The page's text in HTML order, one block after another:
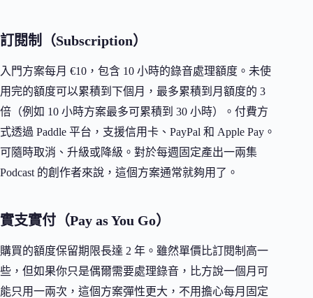
訂閱制（Subscription）
入門方案每月 €10，包含 10 小時的錄音處理額度。未使
用完的額度可以累積到下個月，最多累積到月額度的 3
倍（例如 10 小時方案最多可累積到 30 小時）。付費方
式透過 Paddle 平台，支援信用卡、PayPal 和 Apple Pay。
可隨時取消、升級或降級。對於每週固定產出一兩集
Podcast 的創作者來說，這個方案通常就夠用了。
實支實付（Pay as You Go）
購買的額度保留期限長達 2 年。雖然單價比訂閱制高一
些，但如果你只是偶爾需要處理錄音，比方說一個月可
能只用一兩次，這個方案彈性更大，不用擔心每月固定